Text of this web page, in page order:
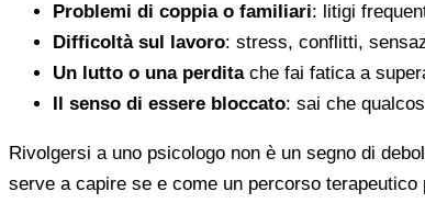
Problemi di coppia o familiari: litigi
Difficoltà sul lavoro: stress, conflitti,
Un lutto o una perditache fai fatica a
Il senso di essere bloccato: sai che
Rivolgersi a uno psicologo non è un segno di
serve a capire se e come un percorso terapeutico